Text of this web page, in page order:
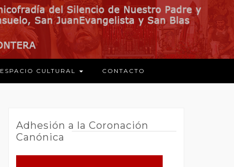
ESPACIO CULTURAL CONTACTO
Adhesión a la Coronación
Canónica